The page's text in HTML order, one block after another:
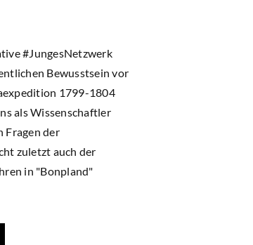
#JungesNetzwerk
Bewusstsein vor
1799-1804
als Wissenschaftler
Fragen der
zuletzt auch der
in "Bonpland"